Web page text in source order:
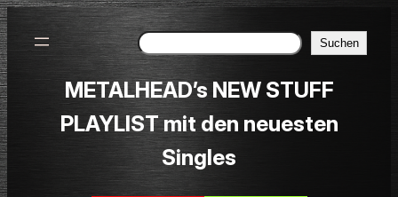
Suchen Suchen
METALHEAD’s NEW STUFF
PLAYLIST mit den neuesten
Singles